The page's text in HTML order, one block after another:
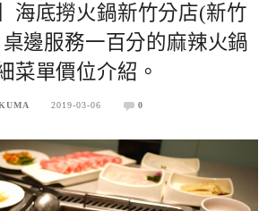
海底撈火鍋新竹分店(新竹
邊服務一百分的麻辣火鍋
菜單價位介紹。
2019-03-06 0